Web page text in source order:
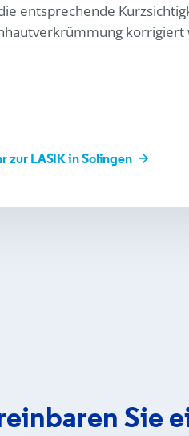
entsprechende
korrigiert
zur LASIK in Solingen
Sie